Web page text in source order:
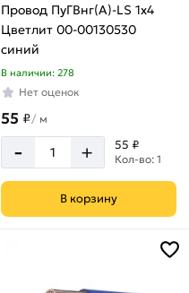
Провод ПуГВнг(А)-LS 1х4
Цветлит 00-00130530
синий
В наличии: 278
Нет оценок
55 ₽/ м
- + 55 ₽
Кол-во: 1
В корзину